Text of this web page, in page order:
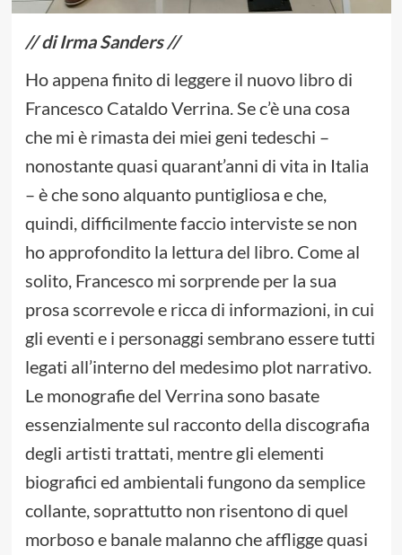
// di Irma Sanders //
Ho appena finito di leggere il nuovo libro di
Francesco Cataldo Verrina. Se c’è una cosa
che mi è rimasta dei miei geni tedeschi –
nonostante quasi quarant’anni di vita in Italia
– è che sono alquanto puntigliosa e che,
quindi, difficilmente faccio interviste se non
ho approfondito la lettura del libro. Come al
solito, Francesco mi sorprende per la sua
prosa scorrevole e ricca di informazioni, in cui
gli eventi e i personaggi sembrano essere tutti
legati all’interno del medesimo plot narrativo.
Le monografie del Verrina sono basate
essenzialmente sul racconto della discografia
degli artisti trattati, mentre gli elementi
biografici ed ambientali fungono da semplice
collante, soprattutto non risentono di quel
morboso e banale malanno che affligge quasi